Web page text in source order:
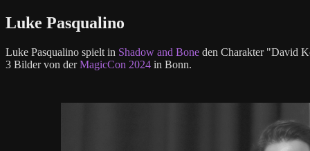
Luke Pasqualino
Luke Pasqualino spielt in Shadow and Bone den Charakter "David
3 Bilder von derMagicCon 2024 in Bonn.